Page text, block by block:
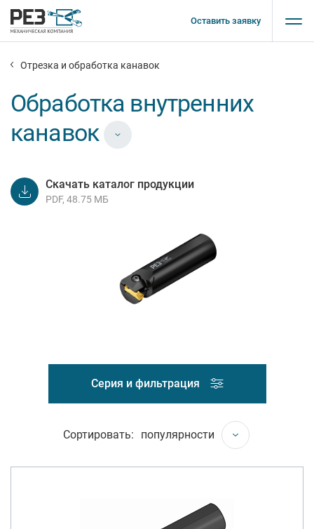
Оставить заявку
Отрезка и обработка канавок
Обработка внутренних
канавок
Скачать каталог продукции
PDF, 48.75 МБ
Серия и фильтрация
Сортировать: популярности